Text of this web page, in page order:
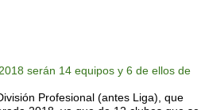
serán 14 equipos y 6 de ellos de
Profesional (antes Liga), que